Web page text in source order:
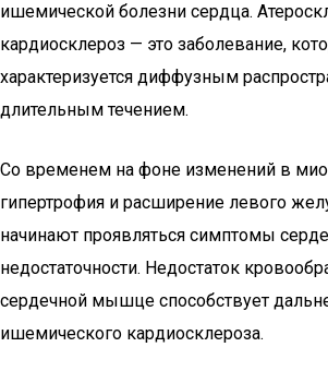
ишемической болезни сердца.
кардиосклероз — это заболевание,
характеризуется диффузным
длительным течением.
Со временем на фоне изменений в
гипертрофия и расширение левого
начинают проявляться симптомы
недостаточности. Недостаток
сердечной мышце способствует
ишемического кардиосклероза.